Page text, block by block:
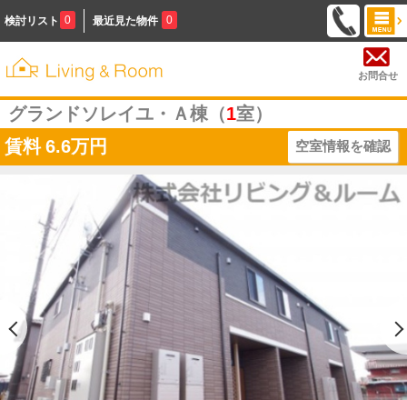
検討リスト 0 最近見た物件 0
お問合せ
グランドソレイユ・Ａ棟（1室）
賃料 6.6万円 空室情報を確認